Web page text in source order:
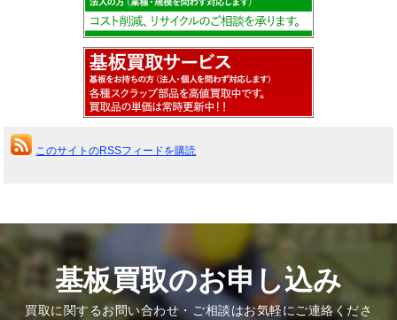
このサイトのRSSフィードを購読
基板買取のお申し込み
買取に関するお問い合わせ・ご相談はお気軽にご連絡くださ